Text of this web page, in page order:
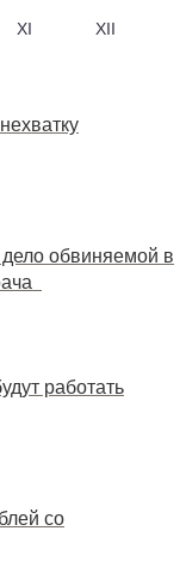
XI XII
обвиняемой в
работать
со